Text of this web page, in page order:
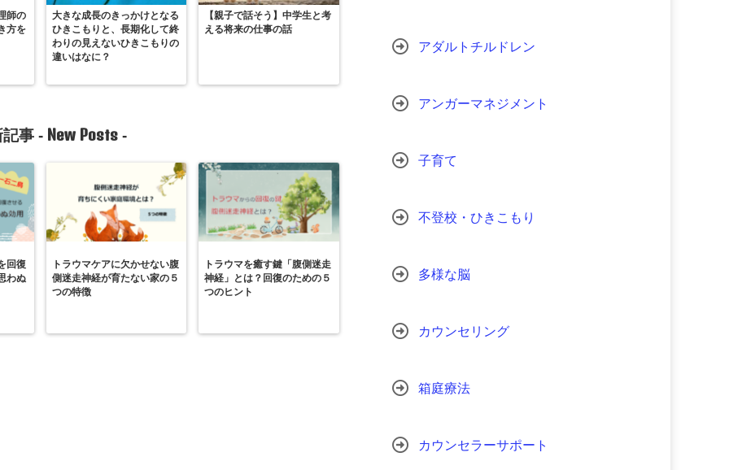
師の
方を
大きな成長のきっかけとなる
ひきこもりと、長期化して終
わりの見えないひきこもりの
違いはなに？
【親子で話そう】中学生と考
える将来の仕事の話
事 - New Posts -
回復
わぬ
トラウマケアに欠かせない腹
側迷走神経が育たない家の５
つの特徴
トラウマを癒す鍵「腹側迷走
神経」とは？回復のための５
つのヒント
アダルトチルドレン
アンガーマネジメント
子育て
不登校・ひきこもり
多様な脳
カウンセリング
箱庭療法
カウンセラーサポート